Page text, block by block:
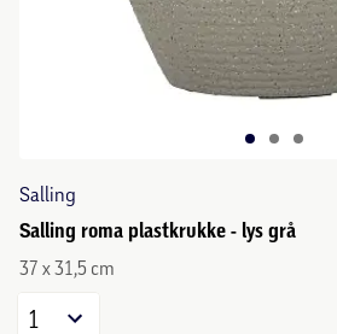
Salling
Salling roma plastkrukke - lys grå
37 x 31,5 cm
1